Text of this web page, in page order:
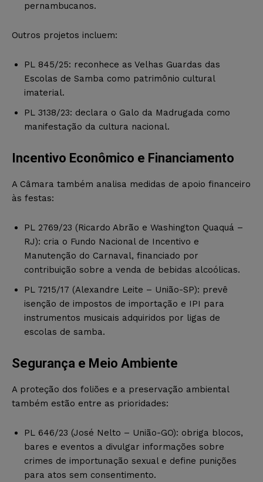
pernambucanos.
Outros projetos incluem:
PL 845/25: reconhece as Velhas Guardas das
Escolas de Samba como patrimônio cultural
imaterial.
PL 3138/23: declara o Galo da Madrugada como
manifestação da cultura nacional.
Incentivo Econômico e Financiamento
A Câmara também analisa medidas de apoio financeiro
às festas:
PL 2769/23 (Ricardo Abrão e Washington Quaquá –
RJ): cria o Fundo Nacional de Incentivo e
Manutenção do Carnaval, financiado por
contribuição sobre a venda de bebidas alcoólicas.
PL 7215/17 (Alexandre Leite – União-SP): prevê
isenção de impostos de importação e IPI para
instrumentos musicais adquiridos por ligas de
escolas de samba.
Segurança e Meio Ambiente
A proteção dos foliões e a preservação ambiental
também estão entre as prioridades:
PL 646/23 (José Nelto – União-GO): obriga blocos,
bares e eventos a divulgar informações sobre
crimes de importunação sexual e define punições
para atos sem consentimento.